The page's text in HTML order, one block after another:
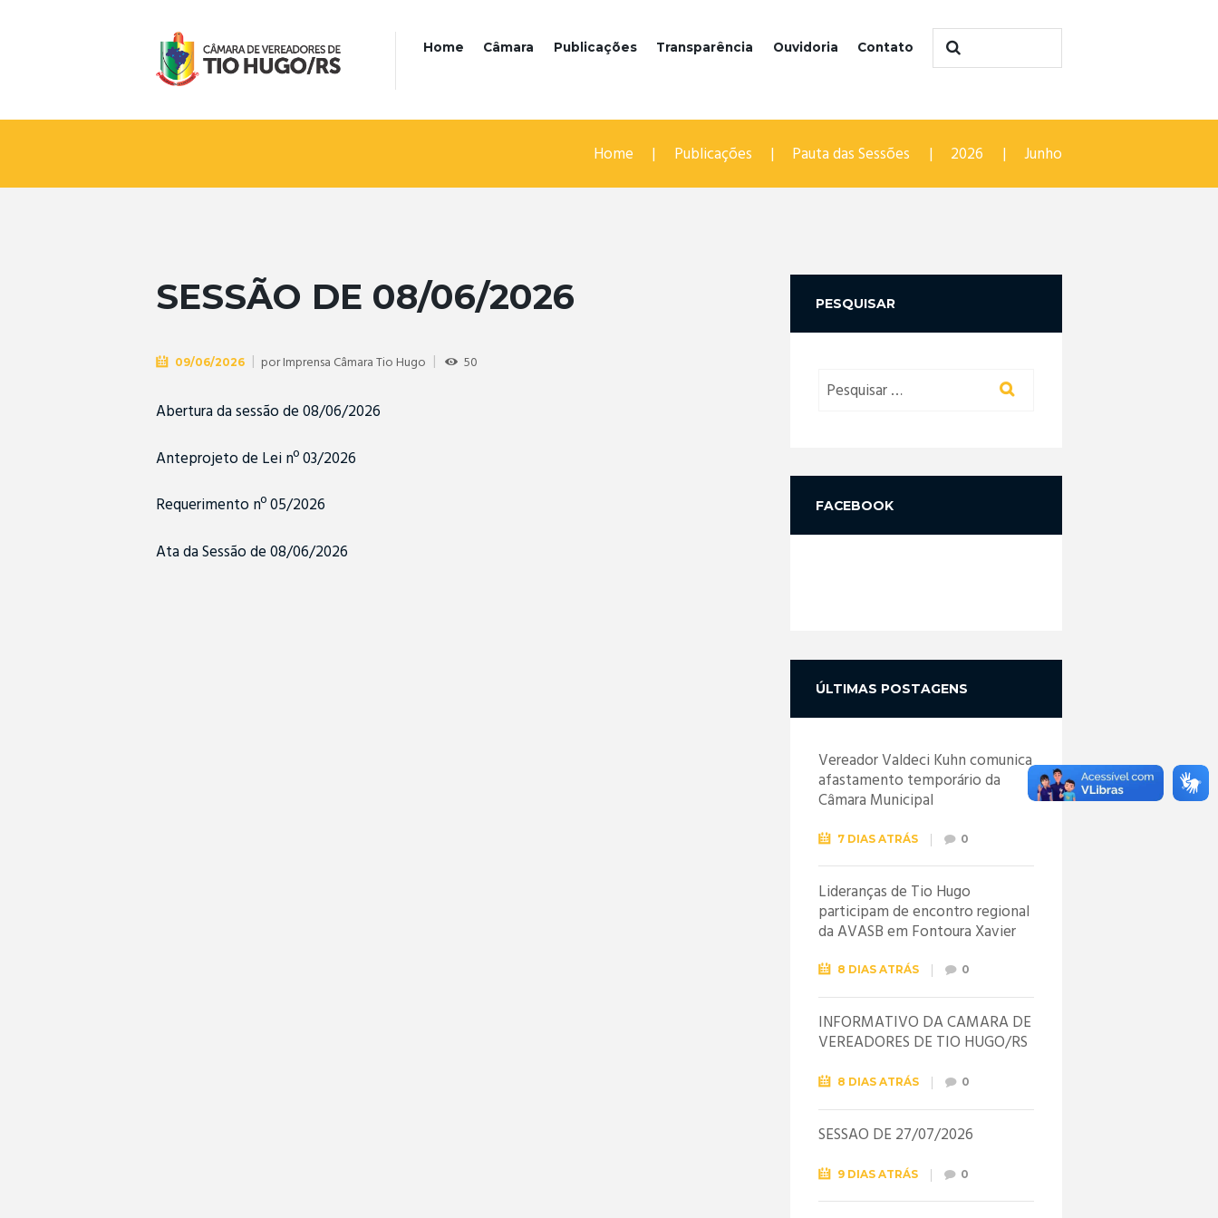
Home Câmara Publicações Transparência Ouvidoria Contato
Home Publicações Pauta das Sessões 2026 Junho
SESSÃO DE 08/06/2026
09/06/2026 porImprensa Câmara Tio Hugo 50
Abertura da sessão de 08/06/2026
Anteprojeto de Lei nº 03/2026
Requerimento nº 05/2026
Ata da Sessão de 08/06/2026
PESQUISAR
FACEBOOK
ÚLTIMAS POSTAGENS
Vereador Valdeci Kuhn comunica
afastamento temporário da
Câmara Municipal
7 DIAS ATRÁS 0
Lideranças de Tio Hugo
participam de encontro regional
da AVASB em Fontoura Xavier
8 DIAS ATRÁS 0
INFORMATIVO DA CÂMARA DE
VEREADORES DE TIO HUGO/RS
8 DIAS ATRÁS 0
SESSÃO DE 27/07/2026
9 DIAS ATRÁS 0